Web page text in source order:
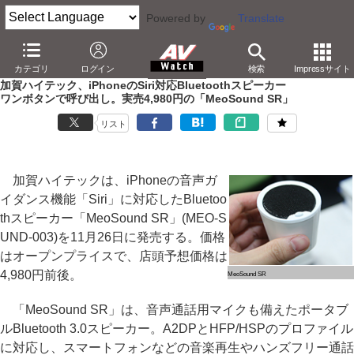
Powered by Translate
カテゴリ ログイン 検索 Impressサイト
AV Watch 製品
Bluetoothスピーカー
加賀ハイテック、iPhoneのSiri対応Bluetoothスピーカー
ワンボタンで呼び出し。実売4,980円の「MeoSound SR」
リスト
MeoSound SR
加賀ハイテックは、iPhoneの音声ガ
イダンス機能「Siri」に対応したBluetoo
thスピーカー「MeoSound SR」(MEO-S
UND-003)を11月26日に発売する。価格
はオープンプライスで、店頭予想価格は
4,980円前後。
「MeoSound SR」は、音声通話用マイクも備えたポータブ
ルBluetooth 3.0スピーカー。A2DPとHFP/HSPのプロファイル
に対応し、スマートフォンなどの音楽再生やハンズフリー通話